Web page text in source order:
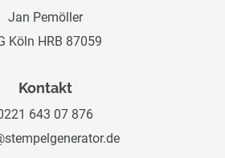
Jan Pemöller
Köln HRB 87059
Kontakt
643 07 876